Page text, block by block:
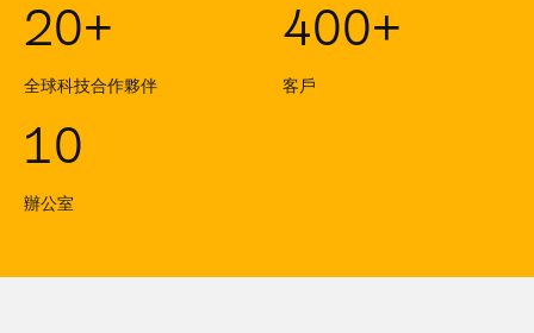
20+
全球科技合作夥伴
400+
客戶
10
辦公室